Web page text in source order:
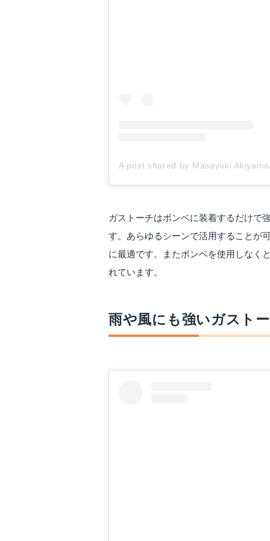
A post shared by Masayuki
ガストーチはボンベに装着するだけで
す。あらゆるシーンで活用することが
に最適です。またボンベを使用しなく
れています。
雨や風にも強いガスト